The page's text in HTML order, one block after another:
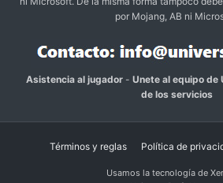
por Mojang, AB ni
Asistencia al jugador- Unete al equipo de
de los servicios
Términos y reglas Política de
Usamos la tecnología de